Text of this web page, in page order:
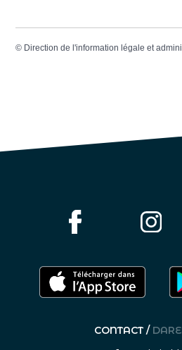
© Direction de l'information légale et
CONTACT /